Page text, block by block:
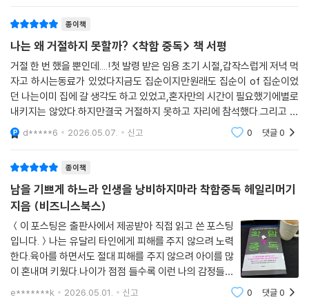
종이책
나는 왜 거절하지 못할까? <착함 중독> 책 서평
거절 한 번 했을 뿐인데....!첫 발령 받은 임용 초기 시절,갑작스럽게 저녁 먹
자고 하시는동료가 있었다지금도 집순이지만원래도 집순이 of 집순이었
던 나는이미 집에 갈 생각도 하고 있었고,혼자만의 시간이 필요했기에별로
내키지는 않았다.하지만결국 거절하지 못하고 자리에 참석했다.그리고 다
음 날, 엄청 후회했다.피곤했고, 괜히 억지로 나갔다는 생각이 들었다.그날
이후 나는
d*****6 2026.05.07. 신고 0 댓글0
종이책
남을 기쁘게 하느라 인생을 낭비하지마라 착함중독 헤일리머기
지음 (비즈니스북스)
＜이 포스팅은 출판사에서 제공받아 직접 읽고 쓴 포스팅
입니다.＞나는 유달리 타인에게 피해를 주지 않으려 노력
한다.육아를 하면서도 절대 피해를 주지 않으려 아이를 많
이 혼내며 키웠다.나이가 점점 들수록 이런 나의 감정들이
스스로가 불편하고 힘들다는 피곤하다기 시작했다.왜 이
e*******k 2026.05.01. 신고 0 댓글0